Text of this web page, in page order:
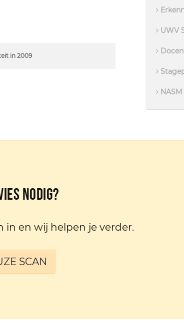
in 2009
UWV
NASM
nodig?
in en wij helpen je verder.
SCAN